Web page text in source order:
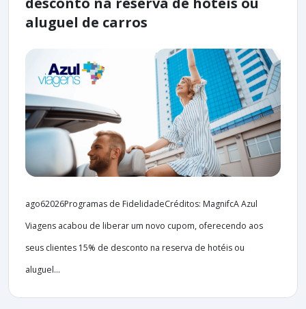
aluguel de carros
ago62026Programas de FidelidadeCréditos: MagnifcA Azul
Viagens acabou de liberar um novo cupom, oferecendo aos
seus clientes 15% de desconto na reserva de hotéis ou
aluguel...